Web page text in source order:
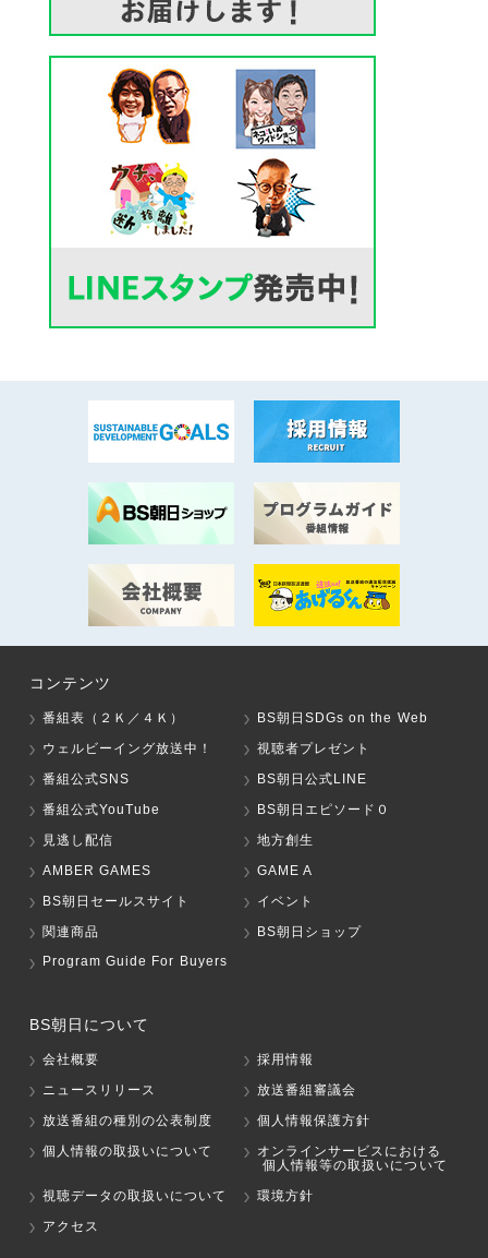
コンテンツ
番組表（２Ｋ／４Ｋ）
BS朝日SDGs on the Web
ウェルビーイング放送中！
視聴者プレゼント
番組公式SNS
BS朝日公式LINE
番組公式YouTube
BS朝日エピソード０
見逃し配信
地方創生
AMBER GAMES
GAME A
BS朝日セールスサイト
イベント
関連商品
BS朝日ショップ
Program Guide For Buyers
BS朝日について
会社概要
採用情報
ニュースリリース
放送番組審議会
放送番組の種別の公表制度
個人情報保護方針
個人情報の取扱いについて
オンラインサービスにおける
個人情報等の取扱いについて
視聴データの取扱いについて
環境方針
アクセス